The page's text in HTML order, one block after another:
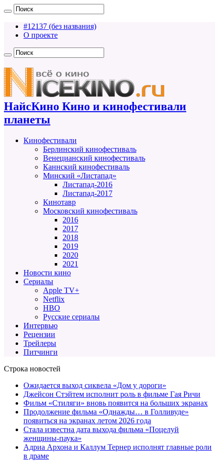
#12137 (без названия)
О проекте
НайсКино Кино и кинофестивали
планеты
Кинофестивали
Берлинский кинофестиваль
Венецианский кинофестиваль
Каннский кинофестиваль
Минский «Листапад»
Листапад-2016
Листапад-2017
Кинотавр
Московский кинофестиваль
2016
2017
2018
2019
2020
2021
Новости кино
Сериалы
Apple TV+
Netflix
HBO
Русские сериалы
Интервью
Рецензии
Трейлеры
Питчинги
Строка новостей
Ожидается выход сиквела «Дом у дороги»
Джейсон Стэйтем исполнит роль в фильме Гая Ричи
Фильм «Стиляги» вновь появится на больших экранах
Продолжение фильма «Однажды… в Голливуде»
появиться на экранах летом 2026 года
Стала известна дата выхода фильма «Поцелуй
женщины-паука»
Адриа Архона и Каллум Тернер исполнят главные роли
в драме